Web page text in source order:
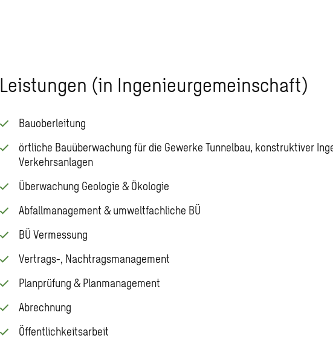
Leistungen (in Ingenieurgemeinschaft)
Bauoberleitung
örtliche Bauüberwachung für die Gewerke Tunnelbau, konstruktiver
Verkehrsanlagen
Überwachung Geologie & Ökologie
Abfallmanagement & umweltfachliche BÜ
BÜ Vermessung
Vertrags-, Nachtragsmanagement
Planprüfung & Planmanagement
Abrechnung
Öffentlichkeitsarbeit